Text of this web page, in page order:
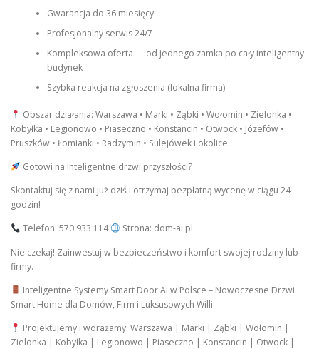
Gwarancja do 36 miesięcy
Profesjonalny serwis 24/7
Kompleksowa oferta — od jednego zamka po cały inteligentny
budynek
Szybka reakcja na zgłoszenia (lokalna firma)
Obszar działania: Warszawa • Marki • Ząbki • Wołomin • Zielonka •
Kobyłka • Legionowo • Piaseczno • Konstancin • Otwock • Józefów •
Pruszków • Łomianki • Radzymin • Sulejówek i okolice.
Gotowi na inteligentne drzwi przyszłości?
Skontaktuj się z nami już dziś i otrzymaj bezpłatną wycenę w ciągu 24
godzin!
Telefon: 570 933 114
Strona: dom-ai.pl
Nie czekaj! Zainwestuj w bezpieczeństwo i komfort swojej rodziny lub
firmy.
Inteligentne Systemy Smart Door AI w Polsce – Nowoczesne Drzwi
Smart Home dla Domów, Firm i Luksusowych Willi
Projektujemy i wdrażamy: Warszawa | Marki | Ząbki | Wołomin |
Zielonka | Kobyłka | Legionowo | Piaseczno | Konstancin | Otwock |